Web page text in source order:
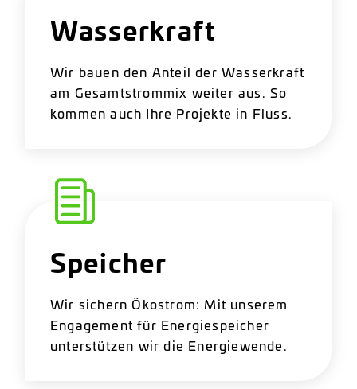
Wasserkraft
Wir bauen den Anteil der Wasserkraft
am Gesamtstrommix weiter aus. So
kommen auch Ihre Projekte in Fluss.
Speicher
Wir sichern Ökostrom: Mit unserem
Engagement für Energiespeicher
unterstützen wir die Energiewende.